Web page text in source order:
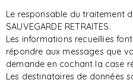
Le responsable du traitement
SAUVEGARDE RETRAITES.
Les informations recueillies
répondre aux messages que
demande en cochant la case
Les destinataires de données